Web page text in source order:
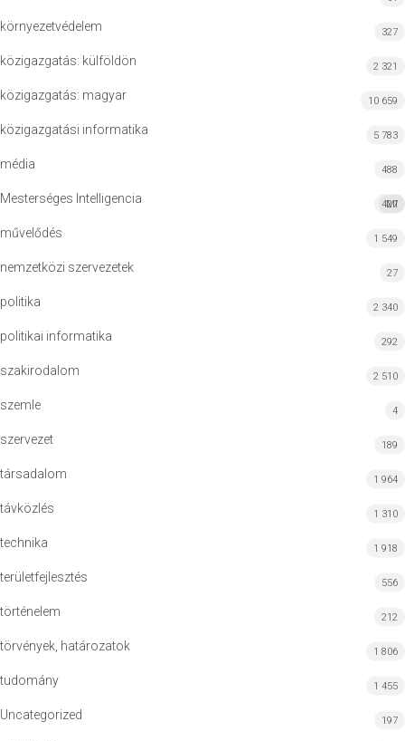
környezetvédelem 327
közigazgatás: külföldön 2 321
közigazgatás: magyar 10 659
közigazgatási informatika 5 783
média 488
Mesterséges Intelligencia MI
427
művelődés 1 549
nemzetközi szervezetek 27
politika 2 340
politikai informatika 292
szakirodalom 2 510
szemle 4
szervezet 189
társadalom 1 964
távközlés 1 310
technika 1 918
területfejlesztés 556
történelem 212
törvények, határozatok 1 806
tudomány 1 455
Uncategorized 197